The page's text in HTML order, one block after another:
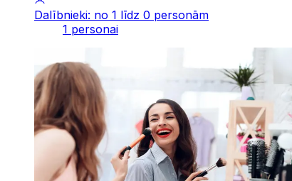
Dalībnieki: no 1 līdz 0 personām
1 personai